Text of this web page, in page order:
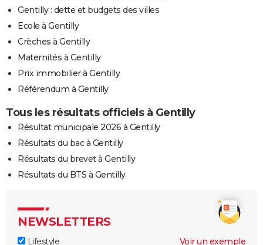
Gentilly : dette et budgets des villes
Ecole à Gentilly
Crèches à Gentilly
Maternités à Gentilly
Prix immobilier à Gentilly
Référendum à Gentilly
Tous les résultats officiels à Gentilly
Résultat municipale 2026 à Gentilly
Résultats du bac à Gentilly
Résultats du brevet à Gentilly
Résultats du BTS à Gentilly
NEWSLETTERS
Lifestyle Voir un exemple